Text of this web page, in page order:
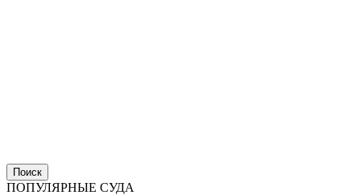
Поиск
ПОПУЛЯРНЫЕ СУДА